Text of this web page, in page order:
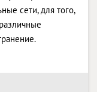
сети, для того,